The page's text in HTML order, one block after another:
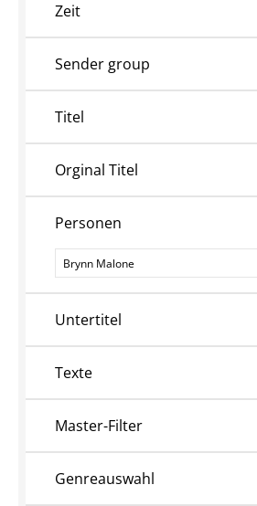
Zeit
Sender group
Titel
Orginal Titel
Personen
Personen
Untertitel
Texte
Master-Filter
Genreauswahl